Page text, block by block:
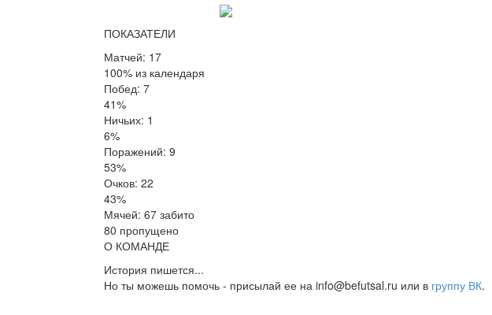
ПОКАЗАТЕЛИ
Матчей: 17
100% из календаря
Побед: 7
41%
Ничьих: 1
6%
Поражений: 9
53%
Очков: 22
43%
Мячей: 67 забито
80 пропущено
О КОМАНДЕ
История пишется...
Но ты можешь помочь - присылай ее на info@befutsal.ru или в группу ВК.